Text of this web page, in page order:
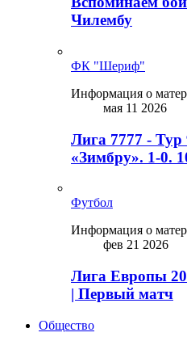
Чилембу
ФК "Шериф"
Информация о
мая 11 2026
Лига 7777 -
«Зимбру». 1-0.
Футбол
Информация о
фев 21 2026
Лига Европы
| Первый матч
Общество